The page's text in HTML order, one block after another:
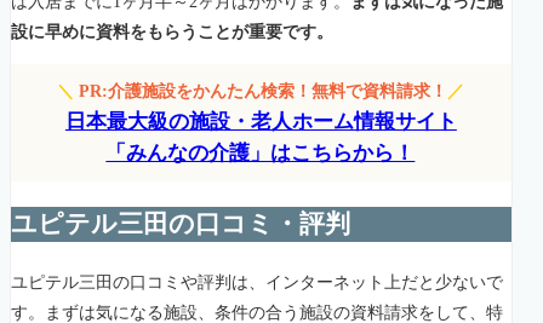
設に早めに資料をもらうことが重要です。
＼PR:介護施設をかんたん検索！無料で資料請求！ ／
日本最大級の施設・老人ホーム情報サイト
「みんなの介護」はこちらから！
ユピテル三田の口コミ・評判
ユピテル三田の口コミや評判は、インターネット上だと少ないで
す。まずは気になる施設、条件の合う施設の資料請求をして、特